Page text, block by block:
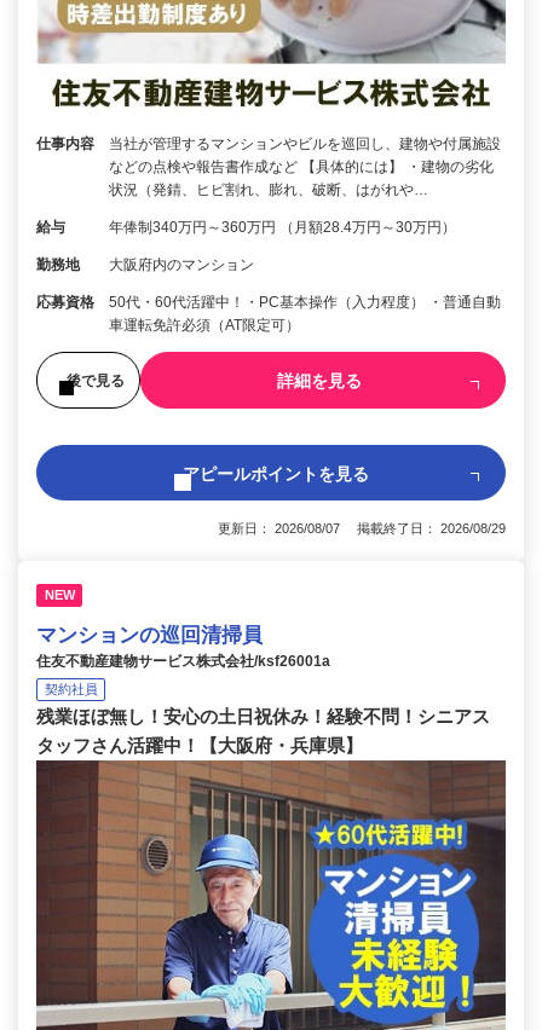
仕事内容
当社が管理するマンションやビルを巡回し、建物や付属施設
などの点検や報告書作成など 【具体的には】 ・建物の劣化
状況（発錆、ヒビ割れ、膨れ、破断、はがれや…
給与 年俸制340万円～360万円 （月額28.4万円～30万円）
勤務地 大阪府内のマンション
応募資格
50代・60代活躍中！・PC基本操作（入力程度） ・普通自動
車運転免許必須（AT限定可）
後で見る 詳細を見る
アピールポイントを見る
更新日： 2026/08/07 掲載終了日： 2026/08/29
NEW
マンションの巡回清掃員
住友不動産建物サービス株式会社/ksf26001a
契約社員
残業ほぼ無し！安心の土日祝休み！経験不問！シニアス
タッフさん活躍中！【大阪府・兵庫県】